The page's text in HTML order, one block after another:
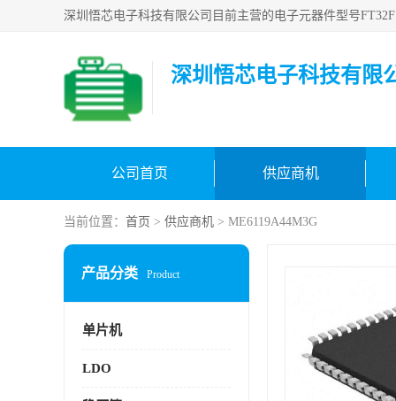
深圳悟芯电子科技有限
公司首页 供应商机
当前位置： 首页 > 供应商机 > ME6119A44M3G
产品分类 Product
单片机
LDO